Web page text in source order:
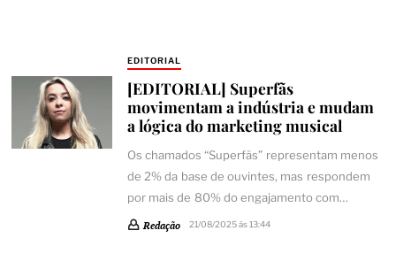
EDITORIAL
[EDITORIAL] Superfãs
movimentam a indústria e mudam
a lógica do marketing musical
Os chamados “Superfãs” representam menos
de 2% da base de ouvintes, mas respondem
por mais de 80% do engajamento com…
Redação 21/08/2025 às 13:44